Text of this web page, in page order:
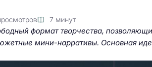
7 минут
формат творчества,
мини-нарративы. Основная